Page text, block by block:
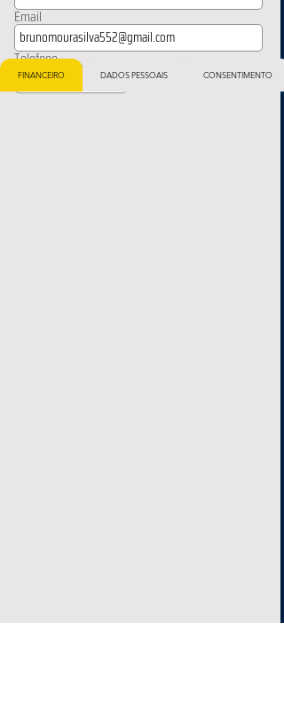
Email
Telefone
FINANCEIRO DADOS PESSOAIS CONSENTIMENTO